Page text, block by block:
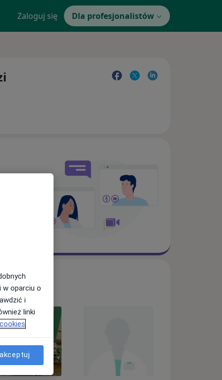
Zaloguj się Dla profesjonalistów
w oparciu o
i
linki